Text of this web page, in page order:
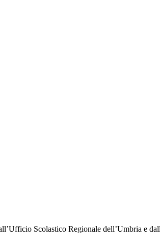
Scolastico Regionale dell’Umbria e